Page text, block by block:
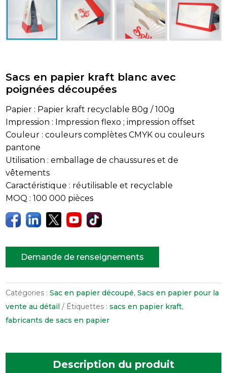
Sacs en papier kraft blanc avec
poignées découpées
Papier : Papier kraft recyclable 80g / 100g
Impression : Impression flexo ; impression offset
Couleur : couleurs complètes CMYK ou couleurs
pantone
Utilisation : emballage de chaussures et de
vêtements
Caractéristique : réutilisable et recyclable
MOQ : 100 000 pièces
Demande de renseignements
Catégories :Sac en papier découpé,Sacs en papier pour la
vente au détail
Étiquettes :sacs en papier kraft,
fabricants de sacs en papier
Description du produit